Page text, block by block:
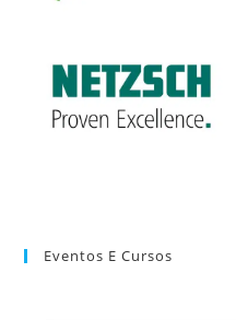
Eventos E Cursos